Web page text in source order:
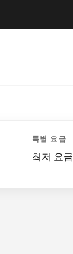
특별 요금
최저 요금
이벤트 및 미팅